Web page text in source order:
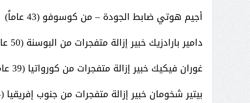
أجيم هوتي ضابط الجودة – من كوسوفو (43 عاماً)
دامير بارادزيك خبير إزالة متفجرات من البوسنة (50 عاماً)
غوران فيكيك خبير إزالة متفجرات من كورواتيا (39 عاماً)
بيتير شخومان خبير إزالة متفجرات من جنوب إفريقيا (44 عاما)
بمواصفات إنسانية نادرة